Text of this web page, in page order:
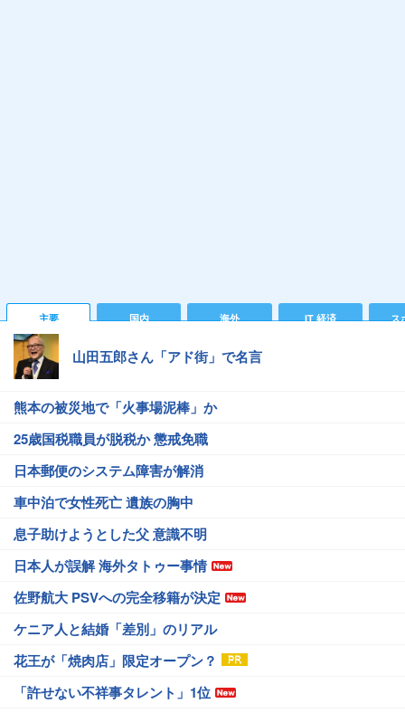
主要 国内 海外 IT 経済 ス
山田五郎さん「アド街」で名言
熊本の被災地で「火事場泥棒」か
25歳国税職員が脱税か 懲戒免職
日本郵便のシステム障害が解消
車中泊で女性死亡 遺族の胸中
息子助けようとした父 意識不明
日本人が誤解 海外タトゥー事情
佐野航大 PSVへの完全移籍が決定
ケニア人と結婚「差別」のリアル
花王が「焼肉店」限定オープン？
「許せない不祥事タレント」1位